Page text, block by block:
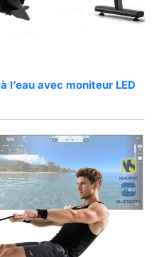
l’eau avec moniteur LED